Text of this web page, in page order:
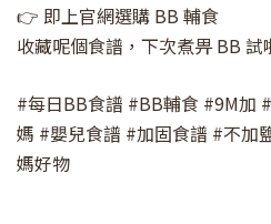
👉 即上官網選購 BB 輔食
收藏呢個食譜，下次煮畀 BB 試
#每日BB食譜 #BB輔食 #9M加
媽 #嬰兒食譜 #加固食譜 #不加
媽好物